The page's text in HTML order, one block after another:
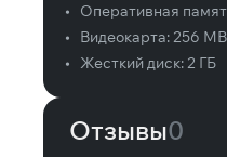
•
Оперативная
•
Видеокарта:256 MB
•
Жесткий диск:2 ГБ
Отзывы0